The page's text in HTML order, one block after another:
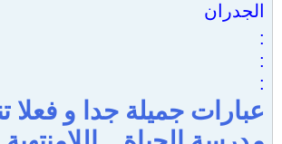
الجدران
:
:
:
عبارات جميلة جدا و فعلا